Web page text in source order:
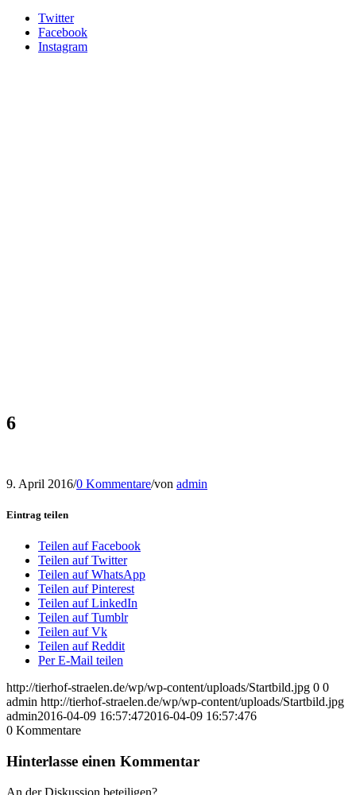
Twitter
Facebook
Instagram
6
9. April 2016/0 Kommentare/von admin
Eintrag teilen
Teilen auf Facebook
Teilen auf Twitter
Teilen auf WhatsApp
Teilen auf Pinterest
Teilen auf LinkedIn
Teilen auf Tumblr
Teilen auf Vk
Teilen auf Reddit
Per E-Mail teilen
http://tierhof-straelen.de/wp/wp-content/uploads/Startbild.jpg 0 0
admin http://tierhof-straelen.de/wp/wp-content/uploads/Startbild.jpg
admin2016-04-09 16:57:472016-04-09 16:57:476
0 Kommentare
Hinterlasse einen Kommentar
An der Diskussion beteiligen?